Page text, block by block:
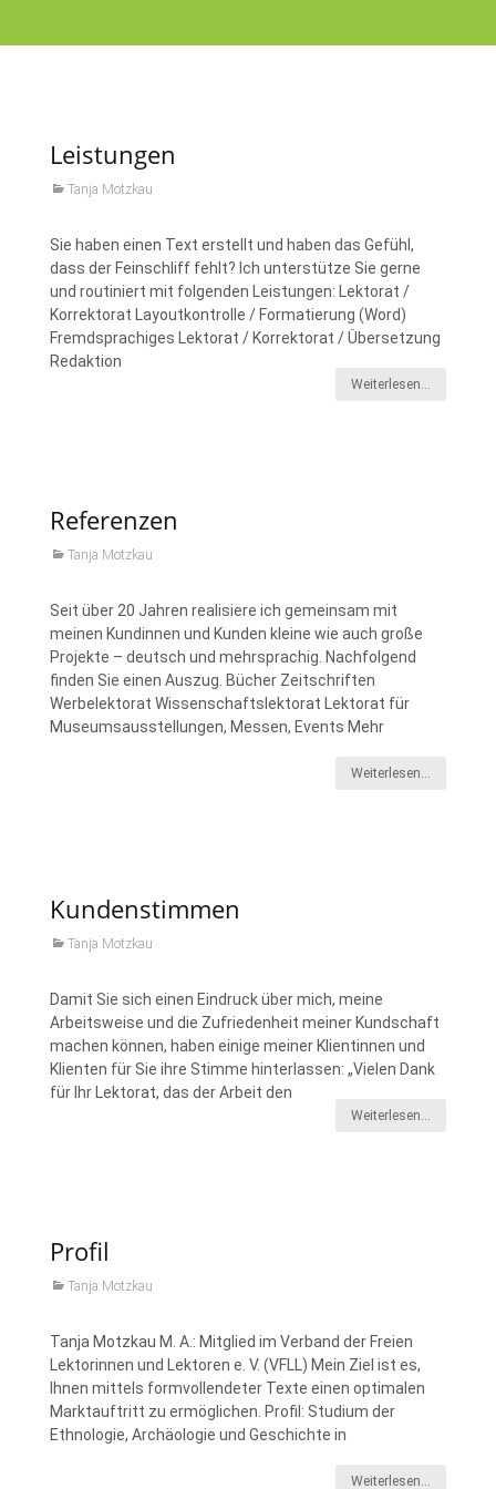
Leistungen
Tanja Motzkau
Sie haben einen Text erstellt und haben das Gefühl,
dass der Feinschliff fehlt? Ich unterstütze Sie gerne
und routiniert mit folgenden Leistungen: Lektorat /
Korrektorat Layoutkontrolle / Formatierung (Word)
Fremdsprachiges Lektorat / Korrektorat / Übersetzung
Redaktion
Weiterlesen…
Referenzen
Tanja Motzkau
Seit über 20 Jahren realisiere ich gemeinsam mit
meinen Kundinnen und Kunden kleine wie auch große
Projekte – deutsch und mehrsprachig. Nachfolgend
finden Sie einen Auszug. Bücher Zeitschriften
Werbelektorat Wissenschaftslektorat Lektorat für
Museumsausstellungen, Messen, Events Mehr
Weiterlesen…
Kundenstimmen
Tanja Motzkau
Damit Sie sich einen Eindruck über mich, meine
Arbeitsweise und die Zufriedenheit meiner Kundschaft
machen können, haben einige meiner Klientinnen und
Klienten für Sie ihre Stimme hinterlassen: „Vielen Dank
für Ihr Lektorat, das der Arbeit den
Weiterlesen…
Profil
Tanja Motzkau
Tanja Motzkau M. A.: Mitglied im Verband der Freien
Lektorinnen und Lektoren e. V. (VFLL) Mein Ziel ist es,
Ihnen mittels formvollendeter Texte einen optimalen
Marktauftritt zu ermöglichen. Profil: Studium der
Ethnologie, Archäologie und Geschichte in
Weiterlesen…